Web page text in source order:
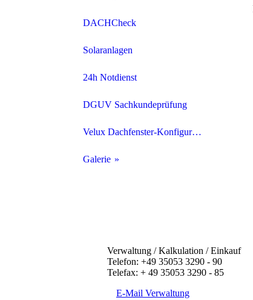
Dachdeckerarbeiten
Ziegeldach
Schieferdach
Schindeldach
Flachdach
Fassaden
Dach- und Wanddämmung
Dachklempnerarbeiten
DACHCheck
Solaranlagen
24h Notdienst
DGUV Sachkundeprüfung
Velux Dachfenster-Konfigurator
Galerie
FPO/PVC Bahnen
Bitumenabdichtung
Verwaltung / Kalkulation / Einkauf
Telefon: +49 35053 3290 - 90
Telefax: + 49 35053 3290 - 85
E-Mail Verwaltung